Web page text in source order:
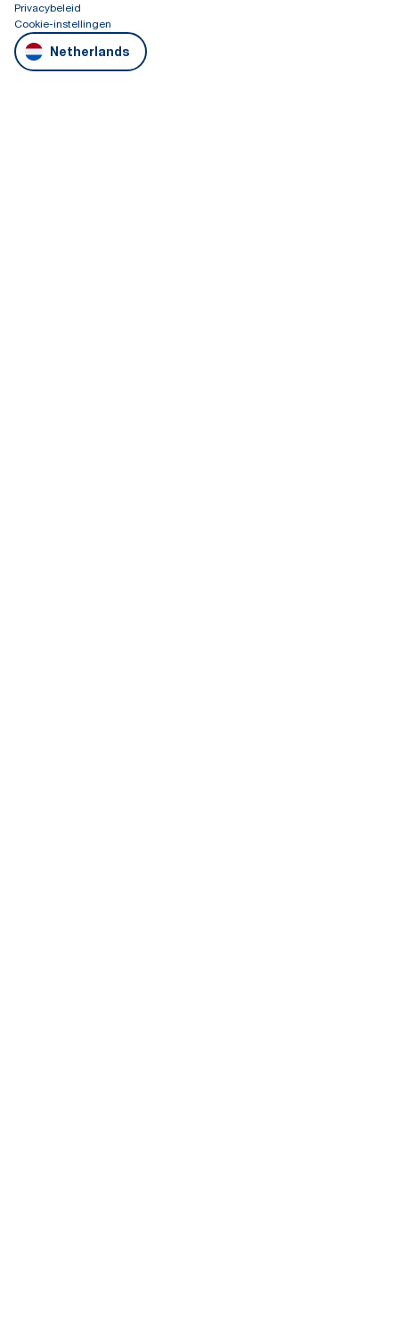
Privacybeleid
Cookie-instellingen
Netherlands